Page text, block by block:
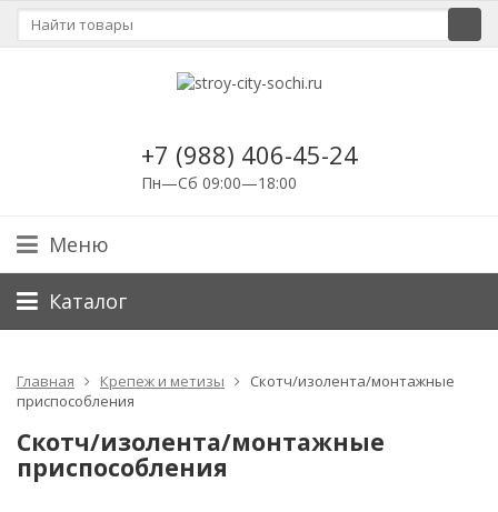
+7 (988) 406-45-24
Пн—Сб 09:00—18:00
Меню
Каталог
Главная Крепеж и метизы
Скотч/изолента/монтажные
приспособления
Скотч/изолента/монтажные
приспособления